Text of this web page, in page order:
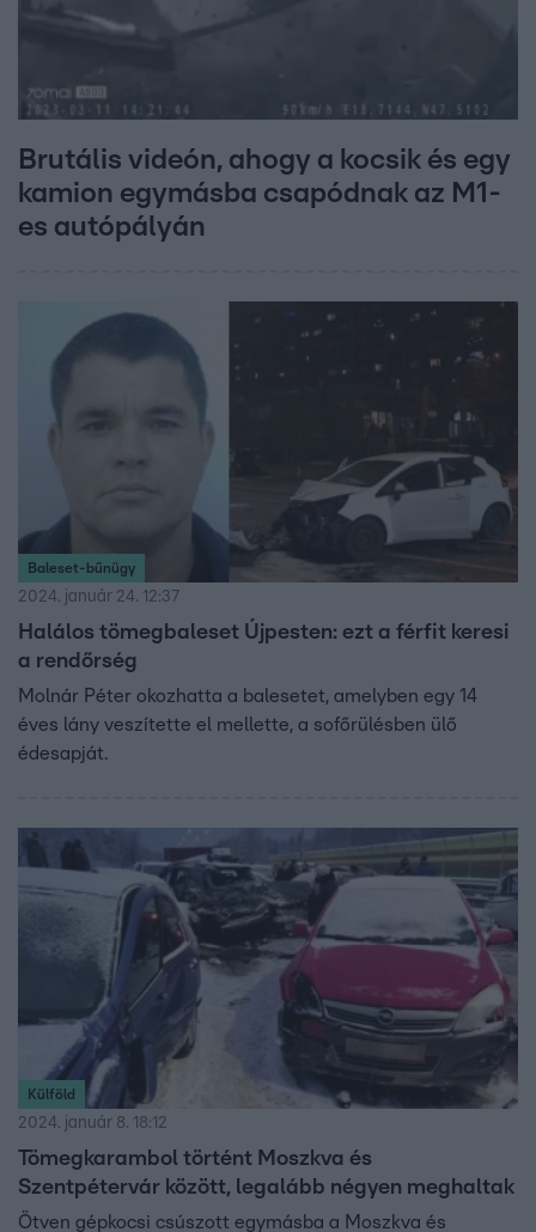
Brutális videón, ahogy a kocsik és egy
kamion egymásba csapódnak az M1-
es autópályán
Baleset-bűnügy
2024. január 24. 12:37
Halálos tömegbaleset Újpesten: ezt a férfit keresi
a rendőrség
Molnár Péter okozhatta a balesetet, amelyben egy 14
éves lány veszítette el mellette, a sofőrülésben ülő
édesapját.
Külföld
2024. január 8. 18:12
Tömegkarambol történt Moszkva és
Szentpétervár között, legalább négyen meghaltak
Ötven gépkocsi csúszott egymásba a Moszkva és